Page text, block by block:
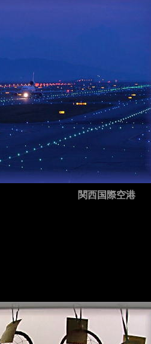
関西国際空港